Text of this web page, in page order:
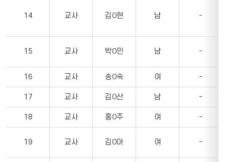
14 교사 김O현 남 -
15 교사 박O민 남 -
16 교사 송O숙 여 -
17 교사 김O산 남 -
18 교사 홍O주 여 -
19 교사 김O아 여 -